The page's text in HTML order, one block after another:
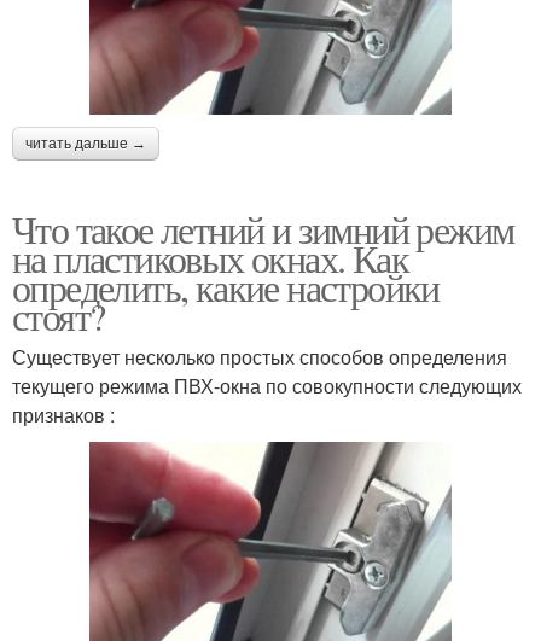
читать дальше →
Что такое летний и зимний режим
на пластиковых окнах. Как
определить, какие настройки
стоят?
Существует несколько простых способов определения
текущего режима ПВХ-окна по совокупности следующих
признаков :